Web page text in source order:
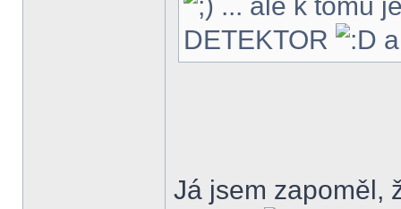
DETEKTOR
Já jsem zapoměl,